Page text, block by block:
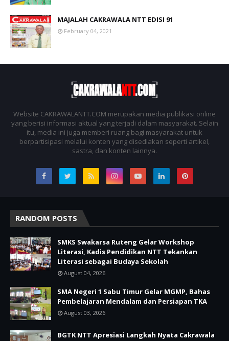
MAJALAH CAKRAWALA NTT EDISI 91
February 04, 2021
Website CAKRAWALANTT.COM merupakan media publikasi online
yang berisi informasi aktual yang terjadi dalam masyarakat. Selain
itu, media ini juga memberi ruang bagi masyarakat untuk
berpartisipasi melalui konten yang disediakan seperti artikel,
sastra, dan konten lainnya.
RANDOM POSTS
SMKS Swakarsa Ruteng Gelar Workshop
Literasi, Kadis Pendidikan NTT Tekankan
Literasi sebagai Budaya Sekolah
August 04, 2026
SMA Negeri 1 Sabu Timur Gelar MGMP, Bahas
Pembelajaran Mendalam dan Persiapan TKA
August 03, 2026
BGTK NTT Apresiasi Langkah Nyata Cakrawala